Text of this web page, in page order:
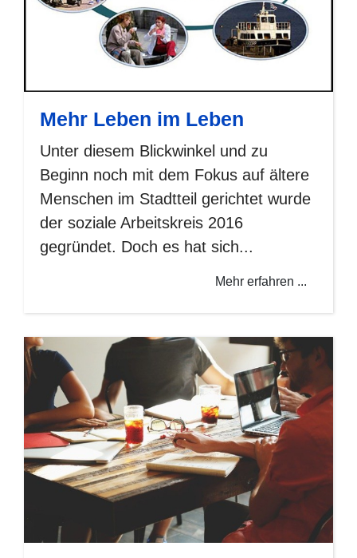
Mehr Leben im Leben
Unter diesem Blickwinkel und zu
Beginn noch mit dem Fokus auf ältere
Menschen im Stadtteil gerichtet wurde
der soziale Arbeitskreis 2016
gegründet. Doch es hat sich...
Mehr erfahren ...